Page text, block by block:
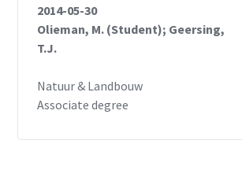
2014-05-30
Olieman, M. (Student); Geersing,
T.J.
Natuur & Landbouw
Associate degree